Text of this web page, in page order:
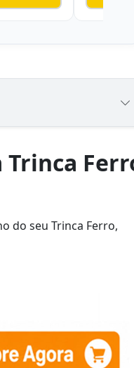
Trinca
do seu Trinca Ferro,